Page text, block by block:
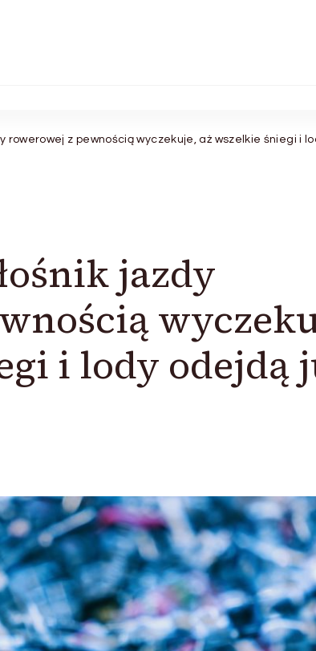
rowerowej z pewnością wyczekuje, aż wszelkie śniegi i
jazdy
i lody odejdą